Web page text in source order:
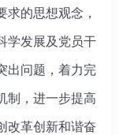
的思想观念，
学发展及党员干
出问题，着力完
制，进一步提高
改革创新和谐奋